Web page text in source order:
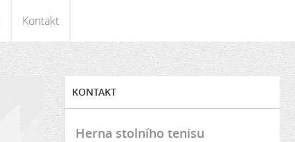
Kontakt
KONTAKT
Herna stolního tenisu